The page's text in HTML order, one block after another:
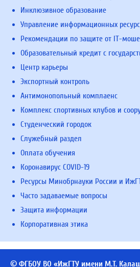
Инклюзивное образование
Управление информационных
Рекомендации по защите от IT-
Образовательный кредит с
Центр карьеры
Экспортный контроль
Антимонопольный комплаенс
Комплекс спортивных клубов и
Студенческий городок
Служебный раздел
Оплата обучения
Коронавирус COVID-19
Ресурсы Минобрнауки России и
Часто задаваемые вопросы
Защита информации
Корпоративная этика
© ФГБОУ ВО «ИжГТУ имени М.Т.